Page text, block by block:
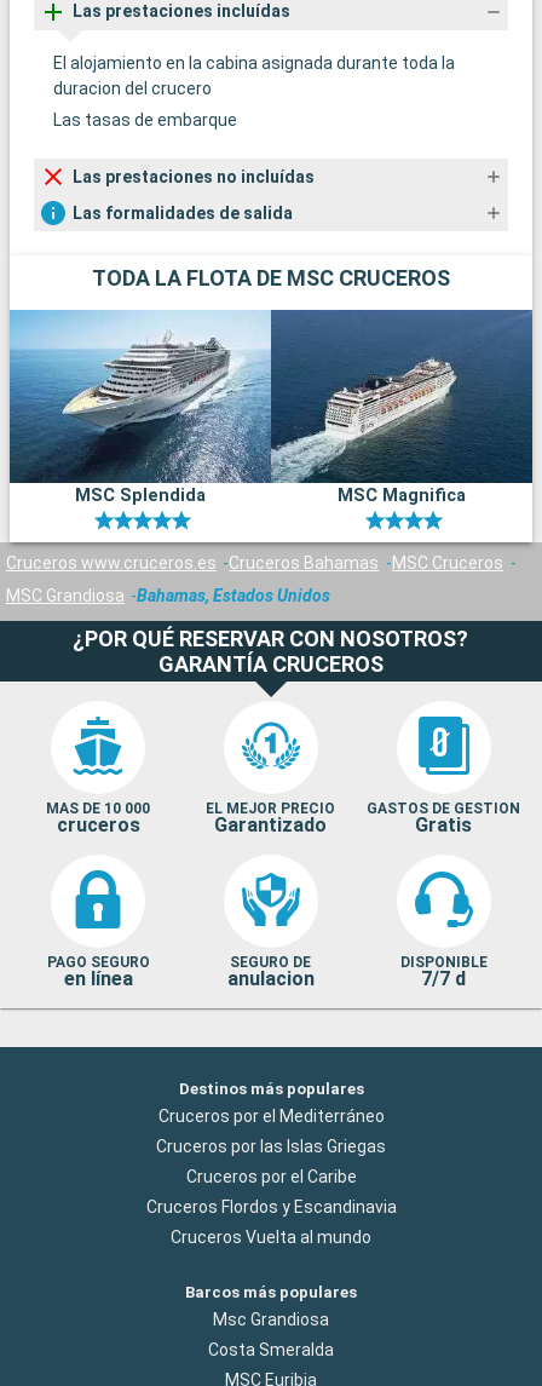
Las prestaciones incluídas
El alojamiento en la cabina asignada durante toda la
duracion del crucero
Las tasas de embarque
Las prestaciones no incluídas
Las formalidades de salida
TODA LA FLOTA DE MSC CRUCEROS
MSC Splendida MSC Magnifica
Cruceros www.cruceros.es Cruceros Bahamas
MSC Cruceros
MSC Grandiosa
Bahamas, Estados Unidos
¿POR QUÉ RESERVAR CON NOSOTROS?
GARANTÍA CRUCEROS
MAS DE 10 000
cruceros
EL MEJOR PRECIO
Garantizado
GASTOS DE GESTION
Gratis
PAGO SEGURO
en línea
SEGURO DE
anulacion
DISPONIBLE
7/7 d
Destinos más populares
Cruceros por el Mediterráneo
Cruceros por las Islas Griegas
Cruceros por el Caribe
Cruceros Flordos y Escandinavia
Cruceros Vuelta al mundo
Barcos más populares
Msc Grandiosa
Costa Smeralda
MSC Euribia